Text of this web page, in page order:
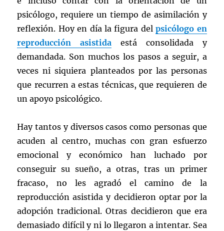
psicólogo, requiere un tiempo de asimilación y
reflexión. Hoy en día la figura delpsicólogo en
reproducción asistida está consolidada y
demandada. Son muchos los pasos a seguir, a
veces ni siquiera planteados por las personas
que recurren a estas técnicas, que requieren de
un apoyo psicológico.
Hay tantos y diversos casos como personas que
acuden al centro, muchas con gran esfuerzo
emocional y económico han luchado por
conseguir su sueño, a otras, tras un primer
fracaso, no les agradó el camino de la
reproducción asistida y decidieron optar por la
adopción tradicional. Otras decidieron que era
demasiado difícil y ni lo llegaron a intentar. Sea